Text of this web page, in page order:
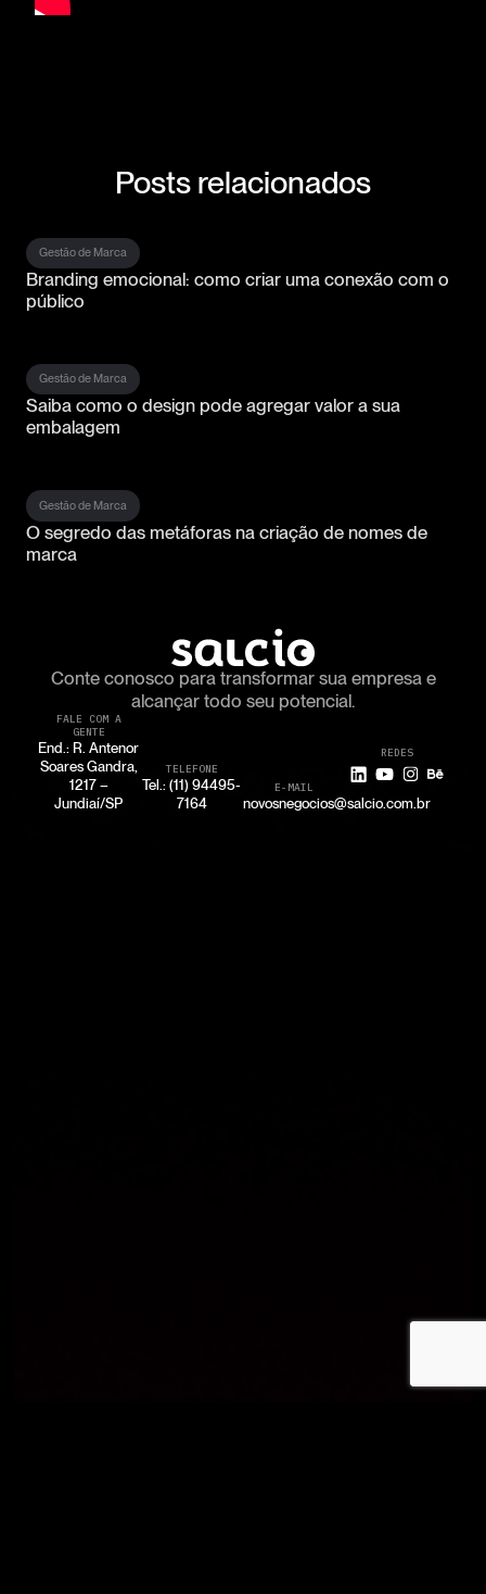
Posts relacionados
Gestão de Marca
Branding emocional: como criar uma conexão com o
público
Gestão de Marca
Saiba como o design pode agregar valor a sua
embalagem
Gestão de Marca
O segredo das metáforas na criação de nomes de
marca
Conte conosco para transformar sua empresa e
alcançar todo seu potencial.
FALE COM A
GENTE
End.: R. Antenor
Soares Gandra,
1217 –
Jundiaí/SP
TELEFONE
Tel.: (11) 94495-
7164
E-MAIL
novosnegocios@salcio.com.br
REDES